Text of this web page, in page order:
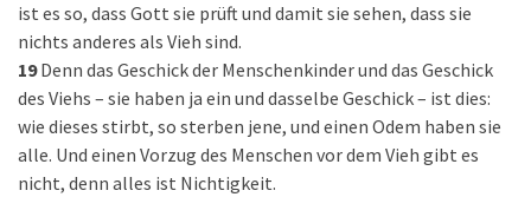
ist es so, dass Gott sie prüft und damit sie sehen, dass sie
nichts anderes als Vieh sind.
19 Denn das Geschick der Menschenkinder und das Geschick
des Viehs – sie haben ja ein und dasselbe Geschick – ist dies:
wie dieses stirbt, so sterben jene, und einen Odem haben sie
alle. Und einen Vorzug des Menschen vor dem Vieh gibt es
nicht, denn alles ist Nichtigkeit.